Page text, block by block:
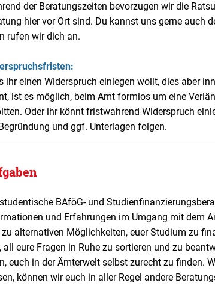
der Beratungszeiten bevorzugen wir die
hier vor Ort sind. Du kannst uns gerne auch
rufen wir dich an.
ihr einen Widerspruch einlegen wollt, dies aber
ist es möglich, beim Amt formlos um eine
Oder ihr könnt fristwahrend Widerspruch
und ggf. Unterlagen folgen.
BAföG- und
und Erfahrungen im Umgang mit dem
zu alternativen Möglichkeiten, euer Studium zu
all eure Fragen in Ruhe zu sortieren und zu
euch in der Ämterwelt selbst zurecht zu finden.
können wir euch in aller Regel andere